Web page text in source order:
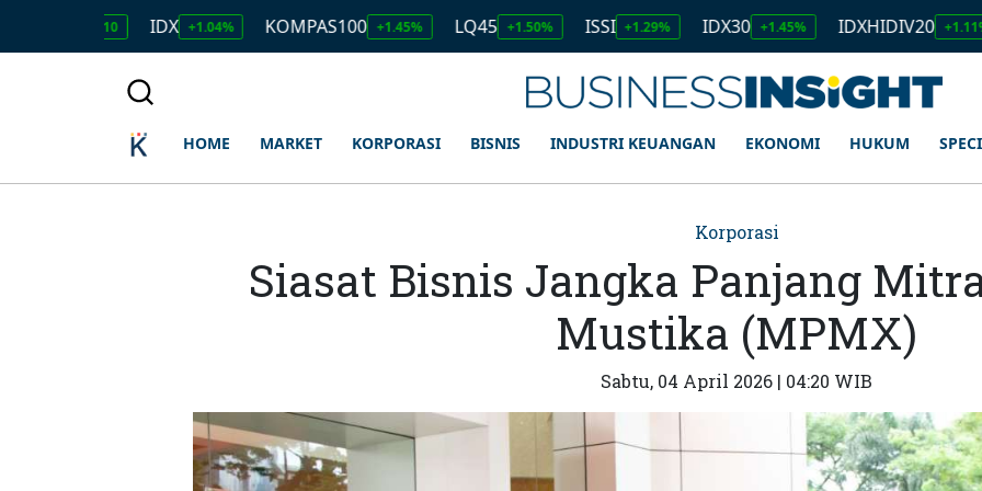
IDX +1.04% KOMPAS100 +1.45% LQ45 +1.50% ISSI +1.29% IDX30 +1.45% IDXHIDIV20 +1.11%
HOME MARKET KORPORASI BISNIS INDUSTRI KEUANGAN EKONOMI HUKUM
Korporasi
Siasat Bisnis Jangka Panjang
Mustika (MPMX)
Sabtu, 04 April 2026 | 04:20 WIB